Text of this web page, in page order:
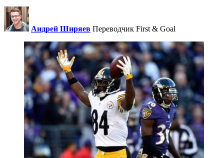
Андрей Ширяев Переводчик First & Goal